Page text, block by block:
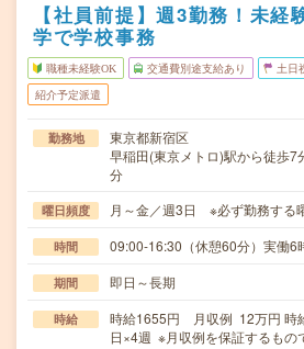
【社員前提】週3勤務！未経
学で学校事務
職種未経験OK 交通費別途支給あり 土日
紹介予定派遣
勤務地
東京都新宿区
早稲田(東京メトロ)駅から徒歩7
分
曜日頻度 月～金／週3日 ※必ず勤務する
時間 09:00-16:30（休憩60分）実働6
期間 即日～長期
時給
時給1655円 月収例 12万円 時
日×4週 ※月収例を保証するもの